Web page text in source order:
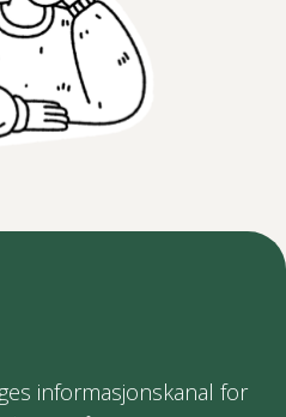
informasjonskanal for